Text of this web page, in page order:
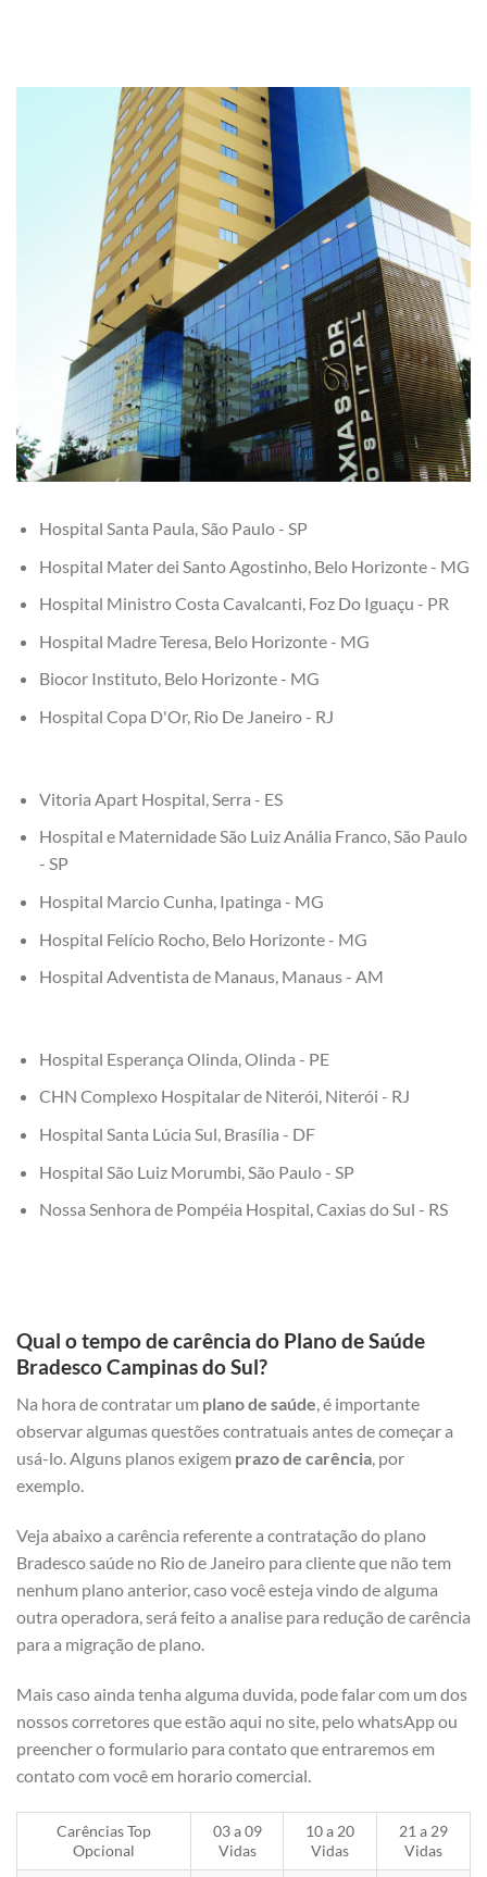
Hospital Santa Paula, São Paulo - SP
Hospital Mater dei Santo Agostinho, Belo Horizonte - MG
Hospital Ministro Costa Cavalcanti, Foz Do Iguaçu - PR
Hospital Madre Teresa, Belo Horizonte - MG
Biocor Instituto, Belo Horizonte - MG
Hospital Copa D'Or, Rio De Janeiro - RJ
Vitoria Apart Hospital, Serra - ES
Hospital e Maternidade São Luiz Anália Franco, São Paulo
- SP
Hospital Marcio Cunha, Ipatinga - MG
Hospital Felício Rocho, Belo Horizonte - MG
Hospital Adventista de Manaus, Manaus - AM
Hospital Esperança Olinda, Olinda - PE
CHN Complexo Hospitalar de Niterói, Niterói - RJ
Hospital Santa Lúcia Sul, Brasília - DF
Hospital São Luiz Morumbi, São Paulo - SP
Nossa Senhora de Pompéia Hospital, Caxias do Sul - RS
Qual o tempo de carência do Plano de Saúde
Bradesco Campinas do Sul?
Na hora de contratar um plano de saúde, é importante
observar algumas questões contratuais antes de começar a
usá-lo. Alguns planos exigem prazo de carência, por
exemplo.
Veja abaixo a carência referente a contratação do plano
Bradesco saúde no Rio de Janeiro para cliente que não tem
nenhum plano anterior, caso você esteja vindo de alguma
outra operadora, será feito a analise para redução de carência
para a migração de plano.
Mais caso ainda tenha alguma duvida, pode falar com um dos
nossos corretores que estão aqui no site, pelo whatsApp ou
preencher o formulario para contato que entraremos em
contato com você em horario comercial.
Carências Top
Opcional
03 a 09
Vidas
10 a 20
Vidas
21 a 29
Vidas